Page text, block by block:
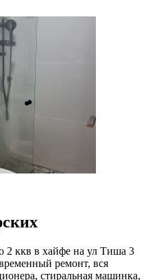
2 ккв в хайфе на ул Тиша 3
ремонт, вся
стиральная машинка,